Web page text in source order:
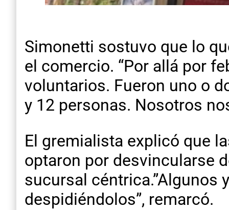
Simonetti sostuvo que lo
el comercio. “Por allá por
voluntarios. Fueron uno o
y 12 personas. Nosotros
El gremialista explicó que
optaron por desvincularse
sucursal céntrica.”Algunos
despidiéndolos”, remarcó.